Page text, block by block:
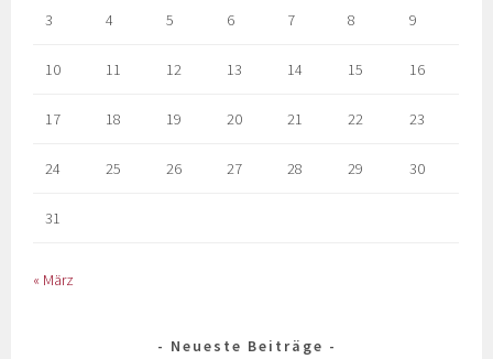
3 4 5 6 7 8 9
10 11 12 13 14 15 16
17 18 19 20 21 22 23
24 25 26 27 28 29 30
31
« März
Neueste Beiträge